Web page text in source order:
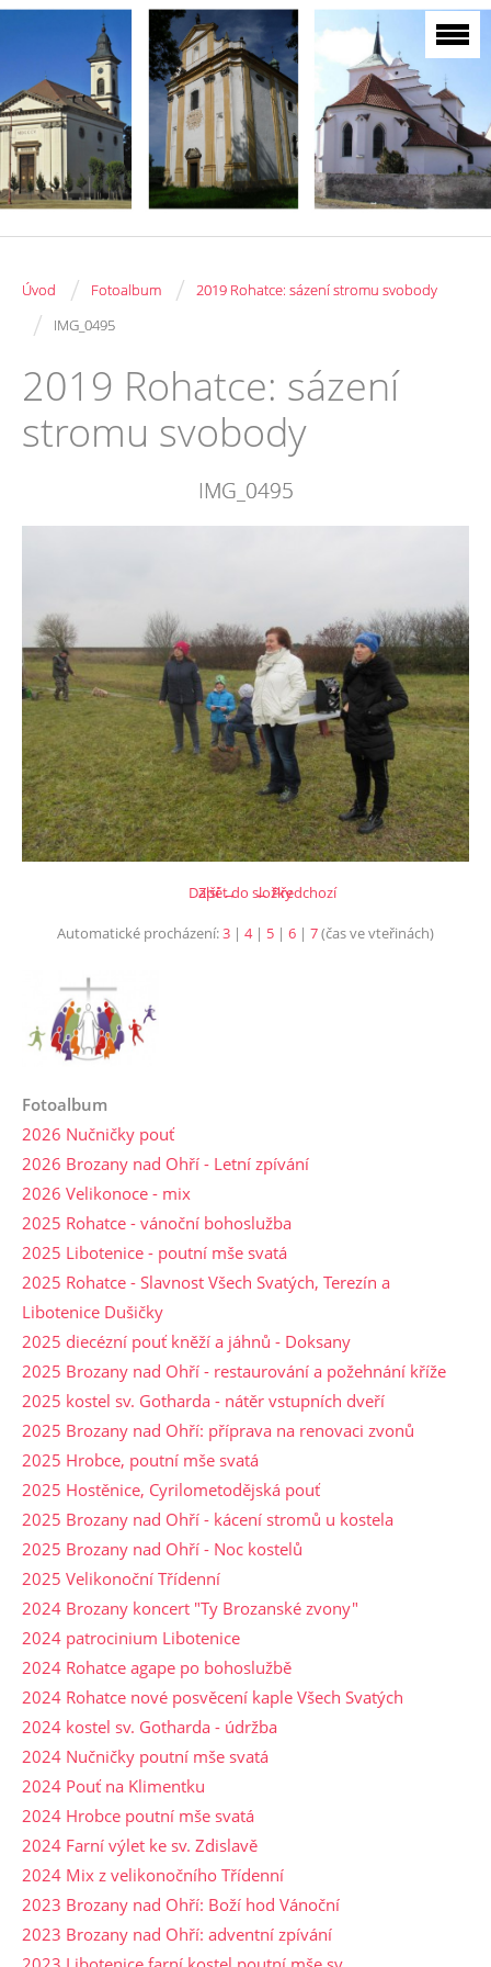
Úvod / Fotoalbum / 2019 Rohatce: sázení stromu svobody
/ IMG_0495
2019 Rohatce: sázení
stromu svobody
IMG_0495
← Předchozí
Další →
Zpět do složky
Automatické procházení:3 | 4| 5 | 6 | 7(čas ve vteřinách)
Fotoalbum
2026 Nučničky pouť
2026 Brozany nad Ohří - Letní zpívání
2026 Velikonoce - mix
2025 Rohatce - vánoční bohoslužba
2025 Libotenice - poutní mše svatá
2025 Rohatce - Slavnost Všech Svatých, Terezín a
Libotenice Dušičky
2025 diecézní pouť kněží a jáhnů - Doksany
2025 Brozany nad Ohří - restaurování a požehnání kříže
2025 kostel sv. Gotharda - nátěr vstupních dveří
2025 Brozany nad Ohří: příprava na renovaci zvonů
2025 Hrobce, poutní mše svatá
2025 Hostěnice, Cyrilometodějská pouť
2025 Brozany nad Ohří - kácení stromů u kostela
2025 Brozany nad Ohří - Noc kostelů
2025 Velikonoční Třídenní
2024 Brozany koncert "Ty Brozanské zvony"
2024 patrocinium Libotenice
2024 Rohatce agape po bohoslužbě
2024 Rohatce nové posvěcení kaple Všech Svatých
2024 kostel sv. Gotharda - údržba
2024 Nučničky poutní mše svatá
2024 Pouť na Klimentku
2024 Hrobce poutní mše svatá
2024 Farní výlet ke sv. Zdislavě
2024 Mix z velikonočního Třídenní
2023 Brozany nad Ohří: Boží hod Vánoční
2023 Brozany nad Ohří: adventní zpívání